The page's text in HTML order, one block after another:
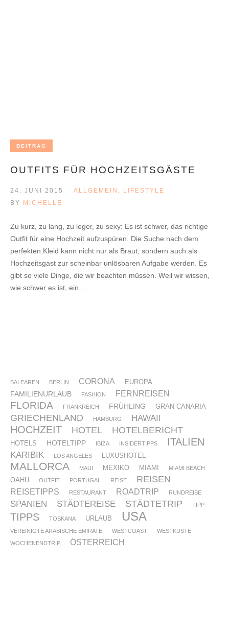
BEITRAG
OUTFITS FÜR HOCHZEITSGÄSTE
24. JUNI 2015 ALLGEMEIN
LIFESTYLE
BY MICHELLE
Zu kurz, zu lang, zu leger, zu sexy: Es ist schwer, das richtige
Outfit für eine Hochzeit aufzuspüren. Die Suche nach dem
perfekten Kleid kann nicht nur als Braut, sondern auch als
Hochzeitsgast zur scheinbar unlösbaren Aufgabe werden. Es
gibt so viele Dinge, die wir beachten müssen. Weil wir wissen,
wie schwer es ist, ein...
BALEAREN BERLIN CORONA EUROPA
FAMILIENURLAUB FASHION FERNREISEN
FLORIDA FRANKREICH FRÜHLING GRAN CANARIA
GRIECHENLAND HAMBURG HAWAII
HOCHZEIT HOTEL HOTELBERICHT
HOTELS HOTELTIPP IBIZA INSIDERTIPPS ITALIEN
KARIBIK LOS ANGELES LUXUSHOTEL
MALLORCA MAUI MEXIKO MIAMI MIAMI BEACH
OAHU OUTFIT PORTUGAL REISE REISEN
REISETIPPS RESTAURANT ROADTRIP RUNDREISE
SPANIEN STÄDTEREISE STÄDTETRIP TIPP
TIPPS TOSKANA URLAUB USA
VEREINIGTE ARABISCHE EMIRATE WESTCOAST
WESTKÜSTE
WOCHENENDTRIP
ÖSTERREICH